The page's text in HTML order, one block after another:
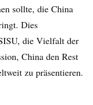
sollte, die China
Dies
die Vielfalt der
China den Rest
zu präsentieren.